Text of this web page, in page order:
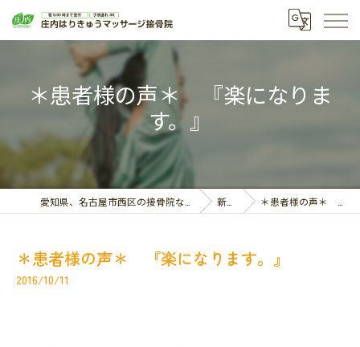
＊患者様の声＊ 『楽になりま
す。』
新着情報 ＊患者様の声＊ 『楽になります。』
＊患者様の声＊ 『楽になります。』
2016/10/11